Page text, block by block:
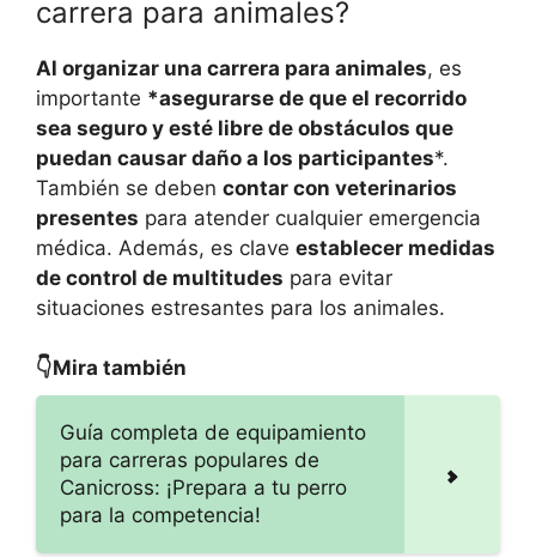
carrera para animales?
Al organizar una carrera para animales, es
importante *asegurarse de que el recorrido
sea seguro y esté libre de obstáculos que
puedan causar daño a los participantes*.
También se deben contar con veterinarios
presentes para atender cualquier emergencia
médica. Además, es clave establecer medidas
de control de multitudes para evitar
situaciones estresantes para los animales.
👇Mira también
Guía completa de equipamiento
para carreras populares de
Canicross: ¡Prepara a tu perro
para la competencia!